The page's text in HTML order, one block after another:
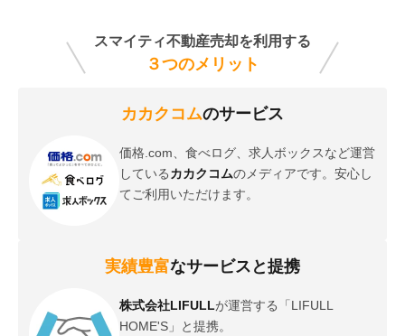
スマイティ不動産売却を利用する
３つのメリット
カカクコムのサービス
価格.com、食べログ、求人ボックスなど運営
しているカカクコムのメディアです。安心し
てご利用いただけます。
実績豊富なサービスと提携
株式会社LIFULLが運営する「LIFULL
HOME'S」と提携。